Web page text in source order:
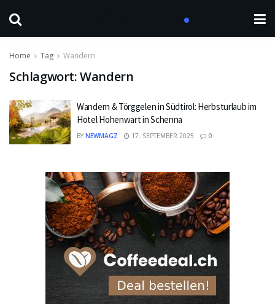
Home Tag Wandern
Schlagwort:Wandern
Wandern & Törggelen in Südtirol: Herbsturlaub im
Hotel Hohenwart in Schenna
BY NEWMAGZ 17. SEPTEMBER 2025 0